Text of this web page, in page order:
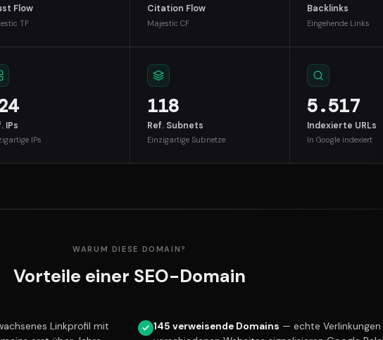
Flow
TF
Citation Flow
Majestic CF
Backlinks
Eingehende Links
IPs
IPs
118
Ref. Subnets
Einzigartige Subnetze
5.517
Indexierte URLs
In Google indexiert
WARUM DIESE DOMAIN?
Vorteile einer SEO-Domain
Linkprofil mit
145 verweisende Domains — echte Verlinkungen